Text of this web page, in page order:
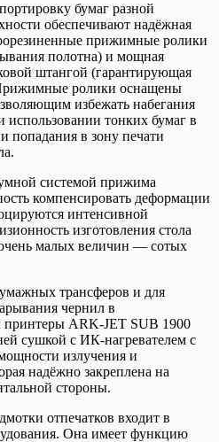
бумаг разной
обеспечивают надёжная
прижимные ролики
полотна) и мощная
штангой (гарантирующая
ролики оснащены
избежать набегания
тонких бумаг в
попадания в зону печати
системой прижима
компенсировать деформации
интенсивной
изготовления стола
малых величин — сотых
трансферов и для
чернил в
принтеры ARK-JET SUB 1900
сушкой с ИК-нагревателем с
излучения и
надёжно закреплена на
стороны.
отпечатков входит в
Она имеет функцию